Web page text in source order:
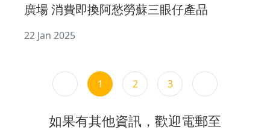
廣場 消費即換阿愁勞蘇三眼仔產品
22 Jan 2025
1 2 3
如果有其他資訊，歡迎電郵至